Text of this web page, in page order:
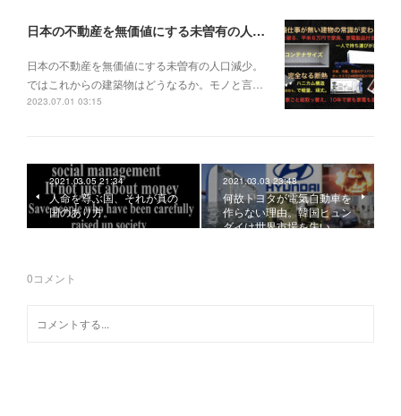
日本の不動産を無価値にする未曽有の人口減少。ではこれからの建築物はどうなるか。
日本の不動産を無価値にする未曽有の人口減少。
ではこれからの建築物はどうなるか。モノと言…
2023.07.01 03:15
2021.03.05 21:34
人命を尊ぶ国、それが真の
国のあり方。
2021.03.03 23:48
何故トヨタが電気自動車を
作らない理由。韓国ヒュン
ダイは世界市場を失い、…
0コメント